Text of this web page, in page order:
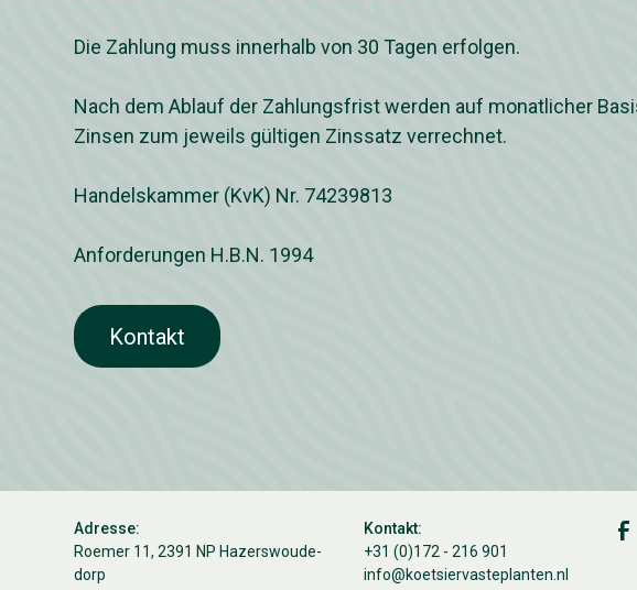
Die Zahlung muss innerhalb von 30 Tagen erfolgen.
Nach dem Ablauf der Zahlungsfrist werden auf monatlicher
Zinsen zum jeweils gültigen Zinssatz verrechnet.
Handelskammer (KvK) Nr. 74239813
Anforderungen H.B.N. 1994
Kontakt
Adresse:
Roemer 11, 2391 NP Hazerswoude-
dorp
Kontakt:
+31 (0)172 - 216 901
info@koetsiervasteplanten.nl